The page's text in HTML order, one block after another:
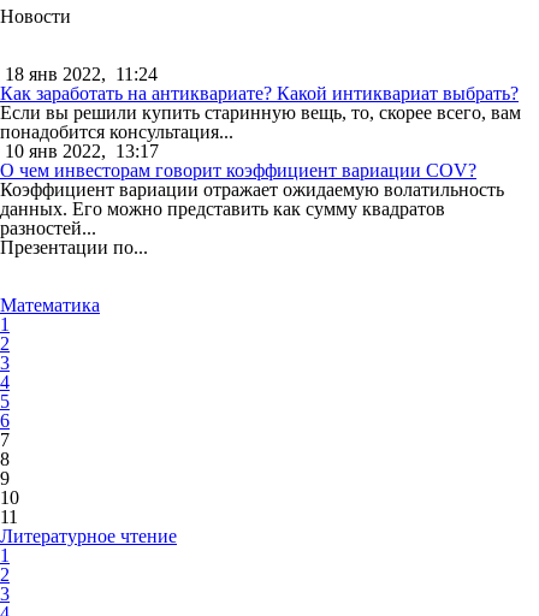
Новости
18 янв 2022, 11:24
Как заработать на антиквариате? Какой интиквариат выбрать?
Если вы решили купить старинную вещь, то, скорее всего, вам
понадобится консультация...
10 янв 2022, 13:17
О чем инвесторам говорит коэффициент вариации COV?
Коэффициент вариации отражает ожидаемую волатильность
данных. Его можно представить как сумму квадратов
разностей...
Презентации по...
Математика
1
2
3
4
5
6
7
8
9
10
11
Литературное чтение
1
2
3